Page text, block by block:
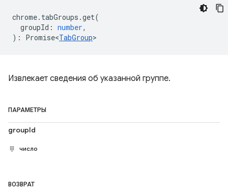
chrome. tabGroups .get(
groupId : number,
) : Promise<TabGroup>
Извлекает сведения об указанной группе.
ПАРАМЕТРЫ
groupId
число
ВОЗВРАТ